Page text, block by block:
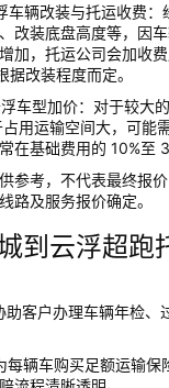
车辆改装与托运收费：
改装底盘高度等，因
加，托运公司会加收
改装程度而定。
车型加价：对于较大
用运输空间大，可能
在基础费用的 10%至
参考，不代表最终报
路及服务报价确定。
到云浮超跑
助客户办理车辆年检、
每辆车购买足额运输保